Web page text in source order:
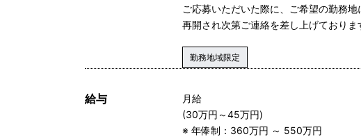
ご応募いただいた際に、ご希望の勤務
再開され次第ご連絡を差し上げており
勤務地域限定
給与
月給
(30万円～45万円)
※ 年俸制：360万円 ～ 550万円